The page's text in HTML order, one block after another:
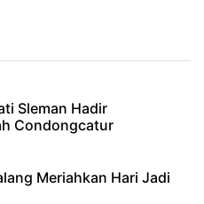
Sleman Hadir
Condongcatur
Meriahkan Hari Jadi